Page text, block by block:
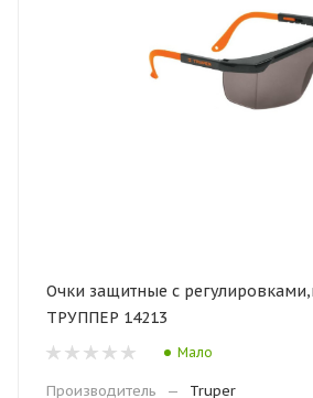
Очки защитные с
ТРУППЕР 14213
Мало
Производитель — Truper